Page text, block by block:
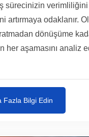
sürecinizin
artırmaya odaklanır.
dönüşüme
her aşamasını analiz
Fazla Bilgi Edin